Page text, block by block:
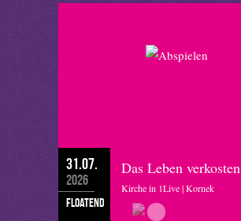
31.07.
2026
floatend
Das Leben verkosten
Kirche in 1Live | Kornek